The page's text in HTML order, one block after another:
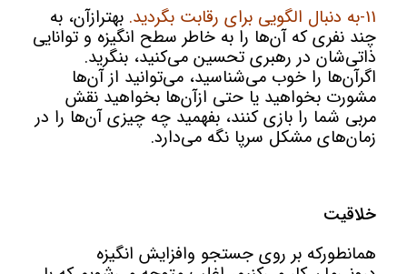
11-به دنبال الگویی برای رقابت بگردید.
بهترازآن، به
چند نفری که آن‌ها را به خاطر سطح انگیزه و توانایی
ذاتی‌شان در رهبری تحسین می‌کنید، بنگرید.
اگرآن‌ها را خوب می‌شناسید، می‌توانید از آن‌ها
مشورت بخواهید یا حتی ازآن‌ها بخواهید نقش
مربی شما را بازی کنند، بفهمید چه چیزی آن‌ها را در
زمان‌های مشکل سرپا نگه می‌دارد.
خلاقیت
همانطورکه بر روی جستجو وافزایش انگیزه